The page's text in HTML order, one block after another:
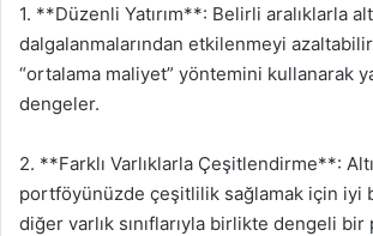
1. **Düzenli Yatırım**: Belirli aralıklarla
dalgalanmalarından etkilenmeyi
“ortalama maliyet” yöntemini kullanarak
dengeler.
2. **Farklı Varlıklarla Çeşitlendirme**:
portföyünüzde çeşitlilik sağlamak için iyi
diğer varlık sınıflarıyla birlikte dengeli